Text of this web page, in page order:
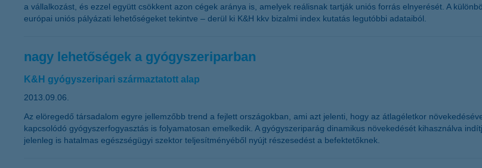
a vállalkozást, és ezzel együtt csökkent azon cégek aránya is, amelyek reálisnak tartják uniós forrás elnyerését. A
európai uniós pályázati lehetőségeket tekintve – derül ki K&H kkv bizalmi index kutatás legutóbbi adataiból.
nagy lehetőségek a gyógyszeriparban
K&H gyógyszeripari származtatott alap
2013.09.06.
Az elöregedő társadalom egyre jellemzőbb trend a fejlett országokban, ami azt jelenti, hogy az átlagéletkor
kapcsolódó gyógyszerfogyasztás is folyamatosan emelkedik. A gyógyszeriparág dinamikus növekedését kihasználva
jelenleg is hatalmas egészségügyi szektor teljesítményéből nyújt részesedést a befektetőknek.